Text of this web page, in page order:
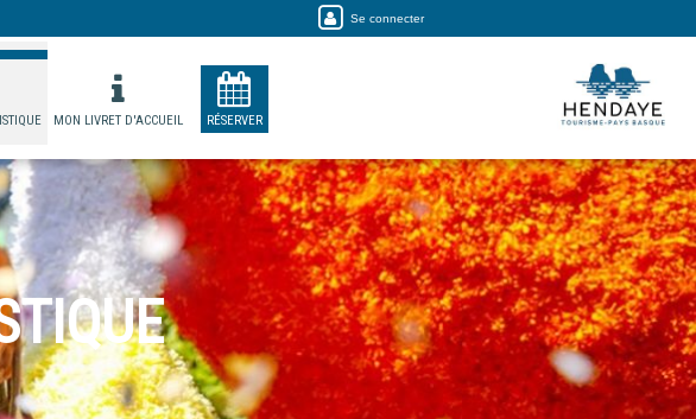
Se connecter
MON LIVRET D'ACCUEIL RÉSERVER